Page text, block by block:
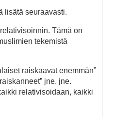
lisätä seuraavasti.
Tämä on
tekemistä
raiskaavat enemmän”
jne. jne.
relativisoidaan, kaikki